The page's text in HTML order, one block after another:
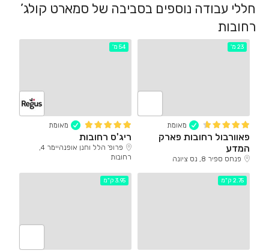
חללי עבודה נוספים בסביבה של סמארט קולג’
רחובות
מאומת
23 מ'
פאוורבול רחובות פארק
המדע
פנחס ספיר 8, נס ציונה
מאומת
54 מ'
ריג'ס רחובות
פרופ' הלל וחנן אופנהיימר 4,
רחובות
2.75 ק"מ 3.95 ק"מ